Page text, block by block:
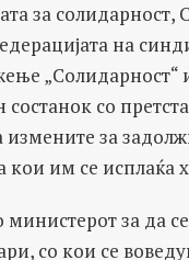
за
на
„Солидарност“
со
измените за
кои им се исплаќа
министерот за да
со кои се